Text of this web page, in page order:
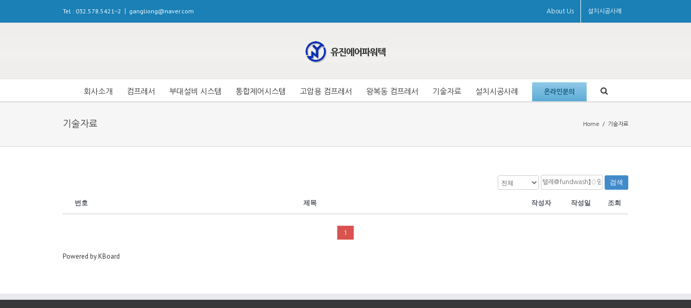
Tel : 032.578.5421~2 gangliong@naver.com About Us 설치시공사례
회사소개 컴프레서 부대설비 시스템 통합제어시스템 고압용 컴프레서 왕복동 컴프레서 기술자료 설치시공사례 온라인문의
기술자료 Home / 기술자료
검색
번호 제목 작성자 작성일 조회
1
Powered by KBoard